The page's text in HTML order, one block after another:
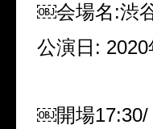
￼会場名:渋
公演日: 2020
￼開場17:30/